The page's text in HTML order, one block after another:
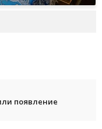
появление